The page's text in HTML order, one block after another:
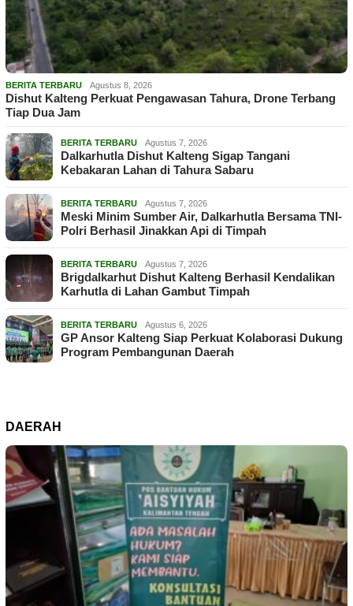
BERITA TERBARU Agustus 8, 2026
Dishut Kalteng Perkuat Pengawasan Tahura, Drone Terbang
Tiap Dua Jam
BERITA TERBARU Agustus 7, 2026
Dalkarhutla Dishut Kalteng Sigap Tangani
Kebakaran Lahan di Tahura Sabaru
BERITA TERBARU Agustus 7, 2026
Meski Minim Sumber Air, Dalkarhutla Bersama TNI-
Polri Berhasil Jinakkan Api di Timpah
BERITA TERBARU Agustus 7, 2026
Brigdalkarhut Dishut Kalteng Berhasil Kendalikan
Karhutla di Lahan Gambut Timpah
BERITA TERBARU Agustus 6, 2026
GP Ansor Kalteng Siap Perkuat Kolaborasi Dukung
Program Pembangunan Daerah
DAERAH